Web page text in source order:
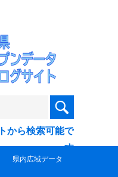
から検索可能で
す
県内広域データ